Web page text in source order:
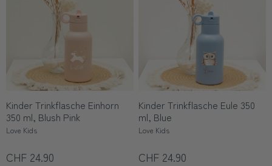
Kinder Trinkflasche Einhorn
350 ml, Blush Pink
Love Kids
CHF 24.90
Kinder Trinkflasche Eule 350
ml, Blue
Love Kids
CHF 24.90